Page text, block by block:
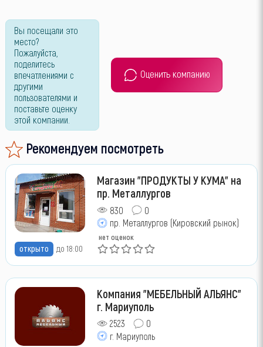
Вы посещали это
место?
Пожалуйста,
поделитесь
впечатлениями с
другими
пользователями и
поставьте оценку
этой компании.
Оценить компанию
Рекомендуем посмотреть
открыто до 18:00
Магазин "ПРОДУКТЫ У КУМА" на
пр. Металлургов
830
0
пр. Металлургов (Кировский рынок)
нет оценок
Компания "МЕБЕЛЬНЫЙ АЛЬЯНС"
г. Мариуполь
2523
0
г. Мариуполь